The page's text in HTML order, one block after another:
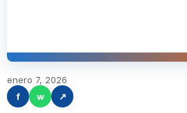
enero 7, 2026
f
w ↗